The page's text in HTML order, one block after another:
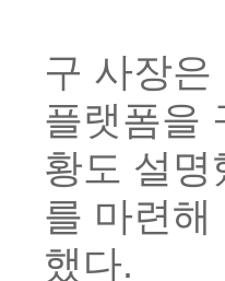
구 사장
플랫폼을
황도 설
를 마련
했다.